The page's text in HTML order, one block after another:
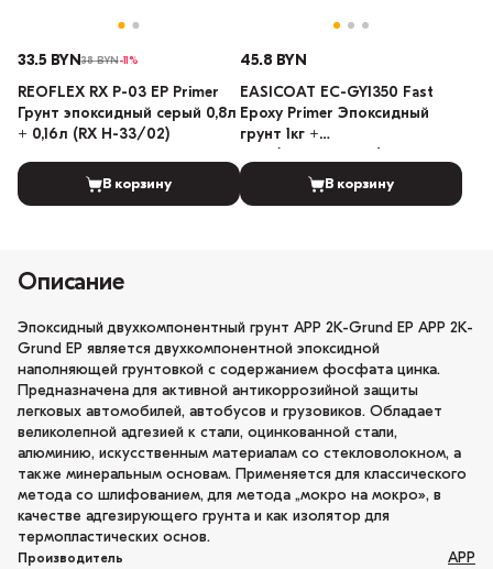
33.5 BYN38 BYN-11%
REOFLEX RX P-03 EP Primer
Грунт эпоксидный серый 0,8л
+ 0,16л (RX H-33/02)
В корзину
45.8 BYN
EASICOAT EC-GY1350 Fast
Epoxy Primer Эпоксидный
грунт 1кг +
0,3кг(разбавитель)
В корзину
Описание
Эпоксидный двухкомпонентный грунт АРР 2K-Grund EP АРР 2K-
Grund ЕР является двухкомпонентной эпоксидной
наполняющей грунтовкой с содержанием фосфата цинка.
Предназначена для активной антикоррозийной защиты
легковых автомобилей, автобусов и грузовиков. Обладает
великолепной адгезией к стали, оцинкованной стали,
алюминию, искусственным материалам со стекловолокном, а
также минеральным основам. Применяется для классического
метода со шлифованием, для метода „мокро на мокро», в
качестве адгезирующего грунта и как изолятор для
термопластических основ.
Производитель APP